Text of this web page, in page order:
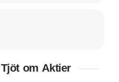
om Aktier